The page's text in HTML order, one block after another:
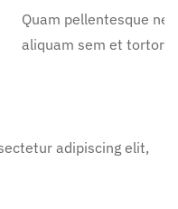
Quam pellentesque
aliquam sem et tortor.
adipiscing elit,